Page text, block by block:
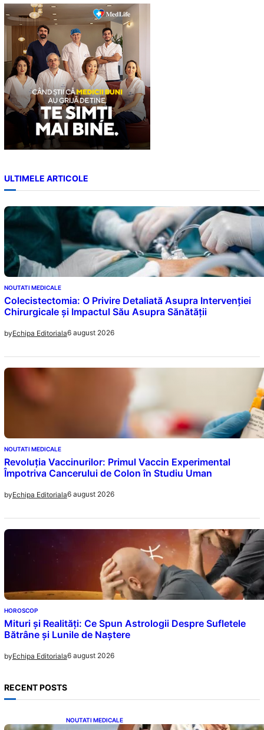
c
h
ULTIMELE ARTICOLE
NOUTATI MEDICALE
Colecistectomia: O Privire Detaliată Asupra Intervenției
Chirurgicale și Impactul Său Asupra Sănătății
byEchipa Editoriala6 august 2026
NOUTATI MEDICALE
Revoluția Vaccinurilor: Primul Vaccin Experimental
Împotriva Cancerului de Colon în Studiu Uman
byEchipa Editoriala6 august 2026
HOROSCOP
Mituri și Realități: Ce Spun Astrologii Despre Sufletele
Bătrâne și Lunile de Naștere
byEchipa Editoriala6 august 2026
RECENT POSTS
NOUTATI MEDICALE